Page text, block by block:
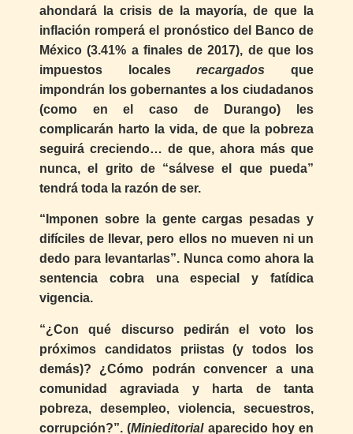
ahondará la crisis de la mayoría, de que la
inflación romperá el pronóstico del Banco de
México (3.41% a finales de 2017), de que los
impuestos localesrecargados que
impondrán los gobernantes a los ciudadanos
(como en el caso de Durango) les
complicarán harto la vida, de que la pobreza
seguirá creciendo… de que, ahora más que
nunca, el grito de “sálvese el que pueda”
tendrá toda la razón de ser.
“Imponen sobre la gente cargas pesadas y
difíciles de llevar, pero ellos no mueven ni un
dedo para levantarlas”. Nunca como ahora la
sentencia cobra una especial y fatídica
vigencia.
“¿Con qué discurso pedirán el voto los
próximos candidatos priistas (y todos los
demás)? ¿Cómo podrán convencer a una
comunidad agraviada y harta de tanta
pobreza, desempleo, violencia, secuestros,
corrupción?”. (Minieditorialaparecido hoy en